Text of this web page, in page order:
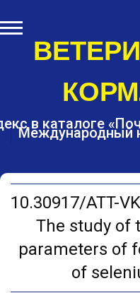
k
i
n
n
Международный
в каталоге
10.30917/ATT-
The study of
parameters of
of